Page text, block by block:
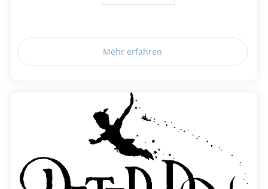
Mehr erfahren